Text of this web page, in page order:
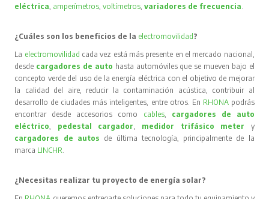
eléctrica amperímetros ,voltímetros ,variadores de frecuencia
¿Cuáles son los beneficios de la electromovilidad?
La electromovilidad cada vez está más presente en el mercado nacional,
desde cargadores de auto hasta automóviles que se mueven bajo el
concepto verde del uso de la energía eléctrica con el objetivo de mejorar
la calidad del aire, reducir la contaminación acústica, contribuir al
desarrollo de ciudades más inteligentes, entre otros. En RHONA podrás
encontrar desde accesorios como cables, cargadores de auto
eléctrico
pedestal cargador medidor trifásico meter
y
cargadores de autos de última tecnología, principalmente de la
marca LINCHR
¿Necesitas realizar tu proyecto de energía solar?